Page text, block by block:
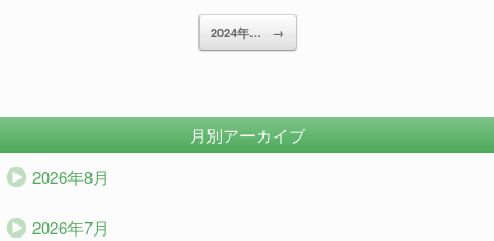
2024年… →
月別アーカイブ
2026年8月
2026年7月